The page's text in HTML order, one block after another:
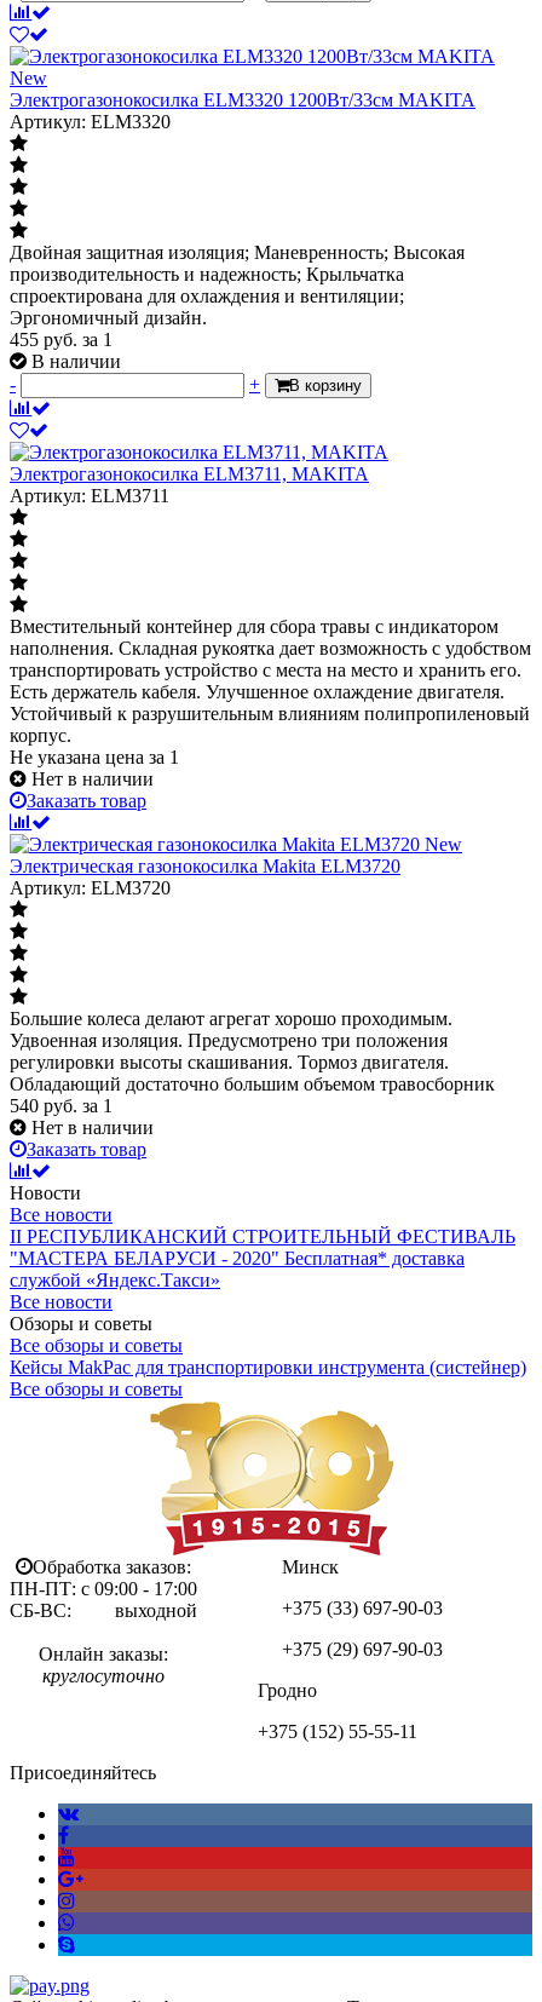
New
Электрогазонокосилка ELM3320 1200Вт/33см MAKITA
Артикул: ELM3320
Двойная защитная изоляция; Маневренность; Высокая
производительность и надежность; Крыльчатка
спроектирована для охлаждения и вентиляции;
Эргономичный дизайн.
455 руб. за 1
В наличии
-
+ В корзину
Электрогазонокосилка ELM3711, MAKITA
Артикул: ELM3711
Вместительный контейнер для сбора травы с индикатором
наполнения. Складная рукоятка дает возможность с удобством
транспортировать устройство с места на место и хранить его.
Есть держатель кабеля. Улучшенное охлаждение двигателя.
Устойчивый к разрушительным влияниям полипропиленовый
корпус.
Не указана цена за 1
Нет в наличии
Заказать товар
New
Электрическая газонокосилка Makita ELM3720
Артикул: ELM3720
Большие колеса делают агрегат хорошо проходимым.
Удвоенная изоляция. Предусмотрено три положения
регулировки высоты скашивания. Тормоз двигателя.
Обладающий достаточно большим объемом травосборник
540 руб. за 1
Нет в наличии
Заказать товар
Новости
Все новости
II РЕСПУБЛИКАНСКИЙ СТРОИТЕЛЬНЫЙ ФЕСТИВАЛЬ
"МАСТЕРА БЕЛАРУСИ - 2020" Бесплатная* доставка
службой «Яндекс.Такси»
Все новости
Обзоры и советы
Все обзоры и советы
Кейсы MakPac для транспортировки инструмента (систейнер)
Все обзоры и советы
Обработка заказов:
ПН-ПТ: с 09:00 - 17:00
СБ-ВС: выходной
Онлайн заказы:
круглосуточно
Минск
+375 (33) 697-90-03
+375 (29) 697-90-03
Гродно
+375 (152) 55-55-11
Присоединяйтесь